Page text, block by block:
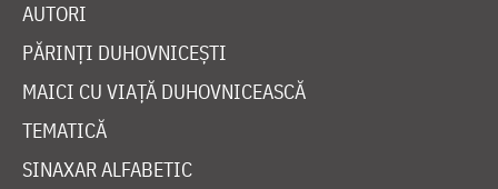
AUTORI
PĂRINȚI DUHOVNICEȘTI
MAICI CU VIAȚĂ DUHOVNICEASCĂ
TEMATICĂ
SINAXAR ALFABETIC